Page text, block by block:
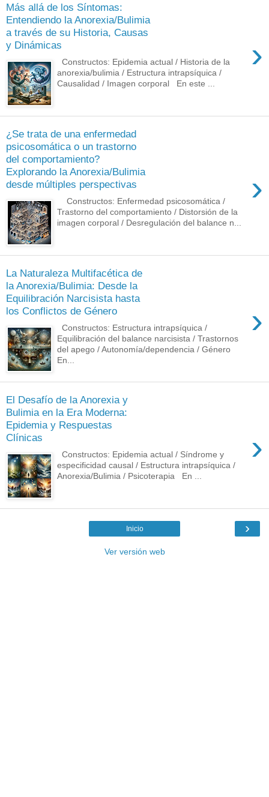
Más allá de los Síntomas:
Entendiendo la Anorexia/Bulimia
a través de su Historia, Causas
y Dinámicas
›
Constructos: Epidemia actual / Historia de la
anorexia/bulimia / Estructura intrapsíquica /
Causalidad / Imagen corporal En este ...
¿Se trata de una enfermedad
psicosomática o un trastorno
del comportamiento?
Explorando la Anorexia/Bulimia
desde múltiples perspectivas
›
Constructos: Enfermedad psicosomática /
Trastorno del comportamiento / Distorsión de la
imagen corporal / Desregulación del balance n...
La Naturaleza Multifacética de
la Anorexia/Bulimia: Desde la
Equilibración Narcisista hasta
los Conflictos de Género
›
Constructos: Estructura intrapsíquica /
Equilibración del balance narcisista / Trastornos
del apego / Autonomía/dependencia / Género
En...
El Desafío de la Anorexia y
Bulimia en la Era Moderna:
Epidemia y Respuestas
Clínicas
›
Constructos: Epidemia actual / Síndrome y
especificidad causal / Estructura intrapsíquica /
Anorexia/Bulimia / Psicoterapia En ...
›
Inicio
Ver versión web